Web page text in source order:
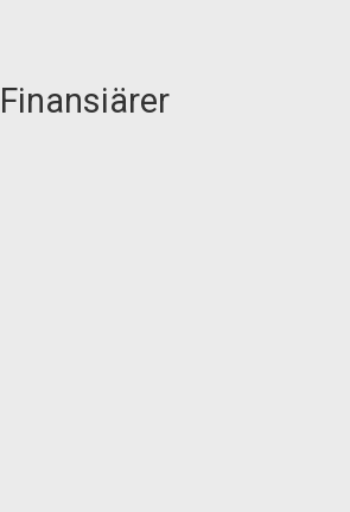
Finansiärer